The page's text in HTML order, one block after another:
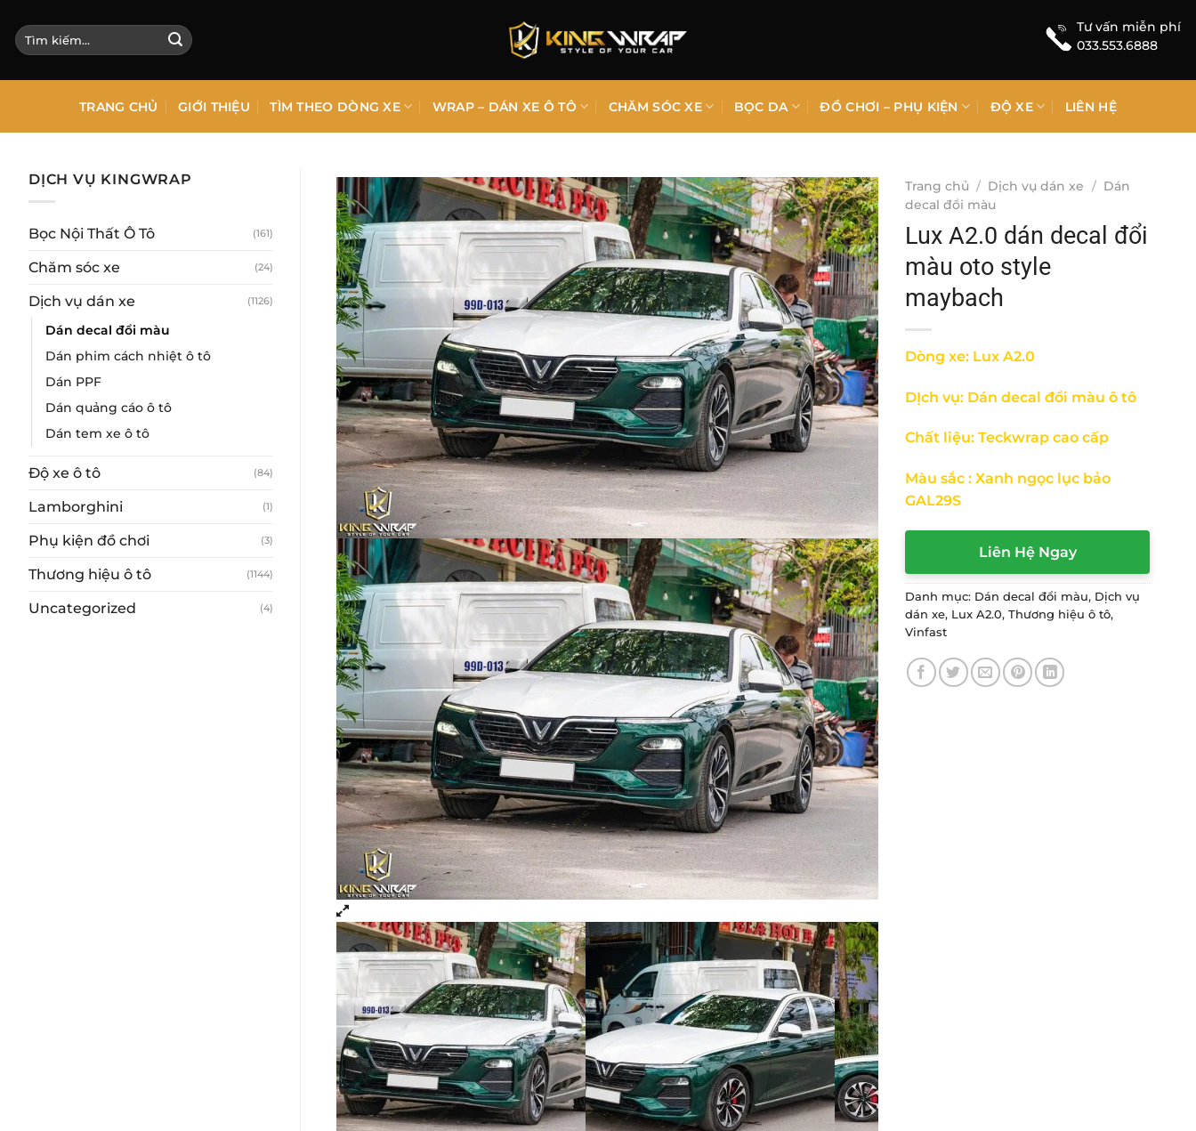
qua
nội
dung
Tìm
kiếm:
Tư vấn miễn phí
033.553.6888
TRANG CHỦ GIỚI THIỆU TÌM THEO DÒNG XE WRAP – DÁN XE Ô TÔ CHĂM SÓC XE BỌC DA ĐỒ CHƠI – PHỤ KIỆN ĐỘ XE LIÊN HỆ
DỊCH VỤ KINGWRAP
Bọc Nội Thất Ô Tô (161)
Chăm sóc xe (24)
Dịch vụ dán xe (1126)
Dán decal đổi màu
Dán phim cách nhiệt ô tô
Dán PPF
Dán quảng cáo ô tô
Dán tem xe ô tô
Độ xe ô tô (84)
Lamborghini (1)
Phụ kiện đồ chơi (3)
Thương hiệu ô tô (1144)
Uncategorized (4)
Trang chủ / Dịch vụ dán xe / Dán
decal đổi màu
Lux A2.0 dán decal đổi
màu oto style
maybach
Dòng xe: Lux A2.0
DỊch vụ: Dán decal đổi màu ô tô
Chất liệu: Teckwrap cao cấp
Màu sắc : Xanh ngọc lục bảo
GAL29S
Liên Hệ Ngay
Danh mục: Dán decal đổi màu, Dịch vụ
dán xe, Lux A2.0,Thương hiệu ô tô,
Vinfast